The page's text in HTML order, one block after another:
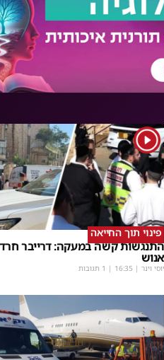
1
פינוי תוך החייאה
התנגשות קשה במעקה: דרייבר
אנוש
יוסי וינר |
16:35 | 1 תגובות